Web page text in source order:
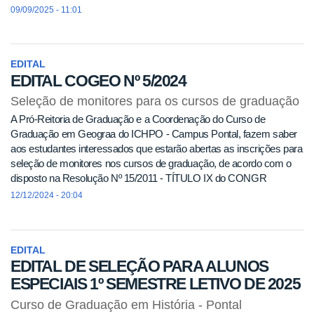
componentes curriculares isolados, para o 2º semestre letivo de
Nacional), que fixam normas para a matrícula de alunos especiais
nos cursos de graduação, em disciplinas isoladas.
09/09/2025 - 11:01
EDITAL
EDITAL COGEO Nº 5/2024
Seleção de monitores para os cursos de graduação
A Pró-Reitoria de Graduação e a Coordenação do Curso de
Graduação em Geograa do ICHPO - Campus Pontal, fazem saber
aos estudantes interessados que estarão abertas as inscrições para
seleção de monitores nos cursos de graduação, de acordo com o
disposto na Resolução Nº 15/2011 - TÍTULO IX do CONGR
12/12/2024 - 20:04
EDITAL
EDITAL DE SELEÇÃO PARA ALUNOS
ESPECIAIS 1º SEMESTRE LETIVO DE 2025
Curso de Graduação em História - Pontal